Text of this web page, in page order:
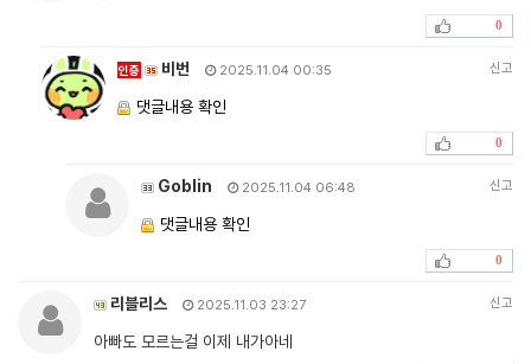
0
인증 비번 2025.11.04 00:35 신고
댓글내용 확인
0
Goblin 2025.11.04 06:48 신고
댓글내용 확인
0
리블리스 2025.11.03 23:27 신고
아빠도 모르는걸 이제 내가아네